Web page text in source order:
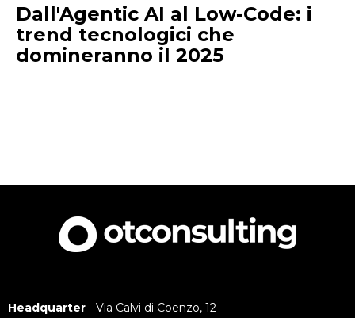
Dall'Agentic AI al Low-Code: i
trend tecnologici che
domineranno il 2025
Headquarter - Via Calvi di Coenzo, 12